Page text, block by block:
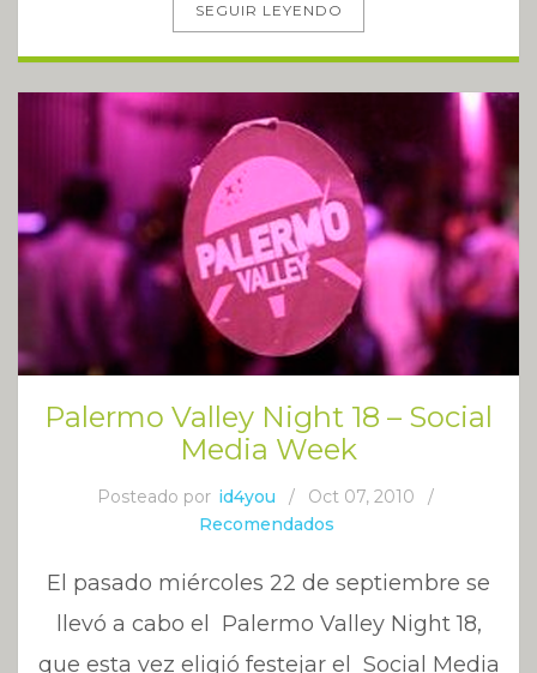
SEGUIR LEYENDO
Palermo Valley Night 18 – Social
Media Week
Posteado por id4you / Oct 07, 2010
/
Recomendados
El pasado miércoles 22 de septiembre se
llevó a cabo el Palermo Valley Night 18,
que esta vez eligió festejar el Social Media